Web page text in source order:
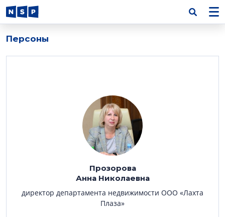
Персоны
Прозорова
Анна Николаевна
директор департамента недвижимости ООО «Лахта
Плаза»